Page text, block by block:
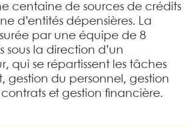
centaine de sources de crédits
d’entités dépensières. La
par une équipe de 8
sous la direction d’un
qui se répartissent les tâches
gestion du personnel, gestion
contrats et gestion financière.